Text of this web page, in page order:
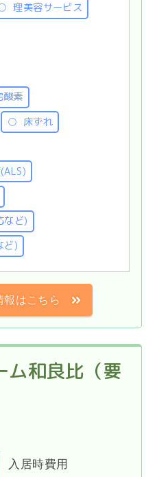
理美容サービス
酸素
床ずれ
など)
ど)
報はこちら
ム和良比（要
入居時費用